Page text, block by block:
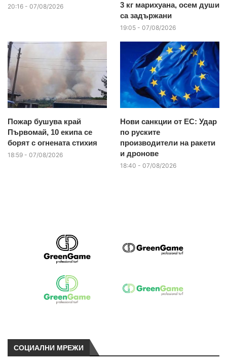
20:16 - 07/08/2026
3 кг марихуана, осем души
са задържани
19:05 - 07/08/2026
Пожар бушува край
Първомай, 10 екипа се
борят с огнената стихия
18:59 - 07/08/2026
Нови санкции от ЕС: Удар
по руските
производители на ракети
и дронове
18:40 - 07/08/2026
СОЦИАЛНИ МРЕЖИ